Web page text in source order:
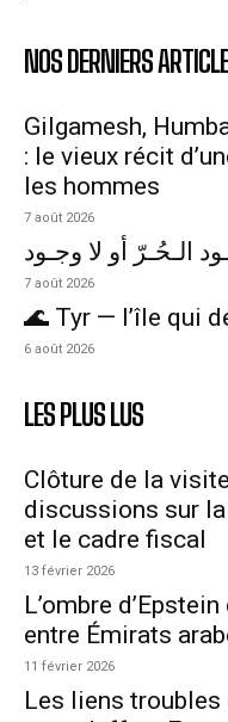
NOS DERNIERS
Gilgamesh,
: le vieux récit
les hommes
7 août 2026
الـحُـرّ أو لا وجـود
7 août 2026
🌊 Tyr — l’île qui
6 août 2026
LES PLUS LUS
Clôture de la
discussions sur
et le cadre fiscal
13 février 2026
L’ombre
entre Émirats
11 février 2026
Les liens troubles